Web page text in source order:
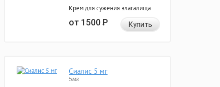
Крем для сужения влагалища
от 1500Р Купить
Сиалис 5 мг
5мг